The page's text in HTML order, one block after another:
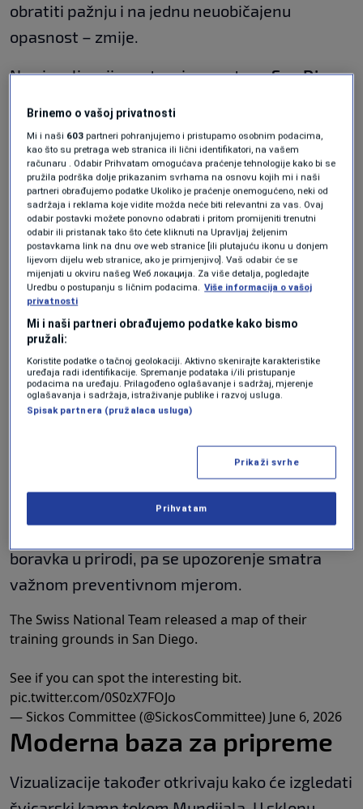
obratiti pažnju i na jednu neuobičajenu
opasnost – zmije.
Na vizualizacijama trening centra uSan Diegu,
je označeno područje uz sam rub kompleksa s
upozorenjem"SNAKE AREA". Crvenom bojom
označena je zona u kojoj se igračima,
članovima stručnog štaba i posjetiocima
savjetuje dodatni oprez.
Kamp smješten uz liticu
Prema dostupnim prikazima, trening baza
nalazi se u okviru
u četvrtiCarmel Valley. Kompleks je smješten
nedaleko od strmog ruba terena, a upravo je
taj dio označen kao područje u kojem postoji
mogućnost susreta sa zmijama.
Ovakvo upozorenje nije bez razloga. Carmel
Valley je područje u kojem su ranije zabilježeni
slučajevi ugriza čegrtuša tokom planinarenja i
boravka u prirodi, pa se upozorenje smatra
važnom preventivnom mjerom.
The Swiss National Team released a map of their
training grounds in San Diego.
See if you can spot the interesting bit.
pic.twitter.com/0S0zX7FOJo
— Sickos Committee (@SickosCommittee) June 6, 2026
Moderna baza za pripreme
Vizualizacije također otkrivaju kako će izgledati
Brinemo o vašoj privatnosti
Mi i naši 603 partneri pohranjujemo i pristupamo osobnim podacima,
kao što su pretraga web stranica ili lični identifikatori, na vašem
računaru . Odabir Prihvatam omogućava praćenje tehnologije kako bi se
pružila podrška dolje prikazanim svrhama na osnovu kojih mi i naši
partneri obrađujemo podatke Ukoliko je praćenje onemogućeno, neki od
sadržaja i reklama koje vidite možda neće biti relevantni za vas. Ovaj
odabir postavki možete ponovno odabrati i pritom promijeniti trenutni
odabir ili pristanak tako što ćete kliknuti na Upravljaj željenim
postavkama link na dnu ove web stranice [ili plutajuću ikonu u donjem
lijevom dijelu web stranice, ako je primjenjivo]. Vaš odabir će se
mijenjati u okviru našeg Wеб локација. Za više detalja, pogledajte
Uredbu o postupanju s ličnim podacima. Više informacija o vašoj
privatnosti
Mi i naši partneri obrađujemo podatke kako bismo
pružali:
Koristite podatke o tačnoj geolokaciji. Aktivno skenirajte karakteristike
uređaja radi identifikacije. Spremanje podataka i/ili pristupanje
podacima na uređaju. Prilagođeno oglašavanje i sadržaj, mjerenje
oglašavanja i sadržaja, istraživanje publike i razvoj usluga.
Spisak partnera (pružalaca usluga)
Prikaži svrhe
Prihvatam